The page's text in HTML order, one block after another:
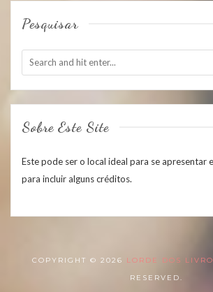
Pesquisar
Sobre Este Site
Este pode ser o local ideal para se apresentar
para incluir alguns créditos.
COPYRIGHT © 2026 LORDE DOS
RESERVED.